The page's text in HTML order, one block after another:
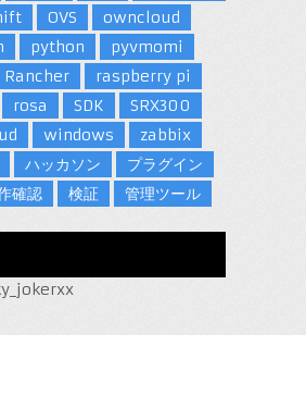
OVS
owncloud
python
pyvmomi
Rancher
raspberry pi
rosa SDK
SRX300
windows
zabbix
ハッカソン
プラグイン
確認 検証 管理ツール